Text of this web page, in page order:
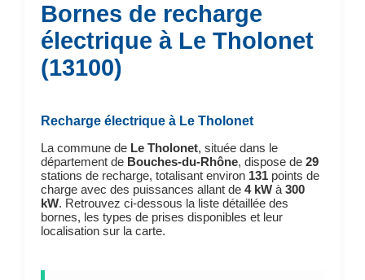
Bornes de recharge
électrique à Le Tholonet
(13100)
Recharge électrique à Le Tholonet
La commune de Le Tholonet, située dans le
département de Bouches-du-Rhône, dispose de 29
stations de recharge, totalisant environ 131points de
charge avec des puissances allant de 4 kWà 300
kW. Retrouvez ci-dessous la liste détaillée des
bornes, les types de prises disponibles et leur
localisation sur la carte.